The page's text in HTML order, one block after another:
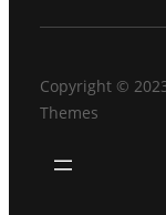
Copyright ©
Themes